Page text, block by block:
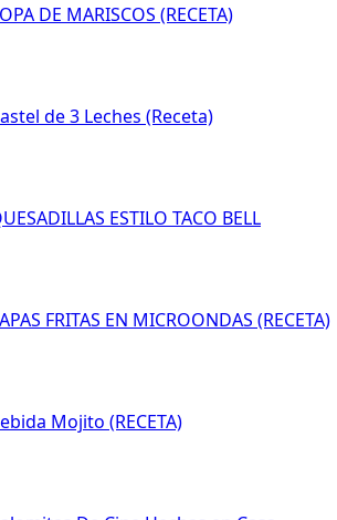
DE MARISCOS (RECETA)
de 3 Leches (Receta)
ESTILO TACO BELL
FRITAS EN MICROONDAS (RECETA)
Mojito (RECETA)